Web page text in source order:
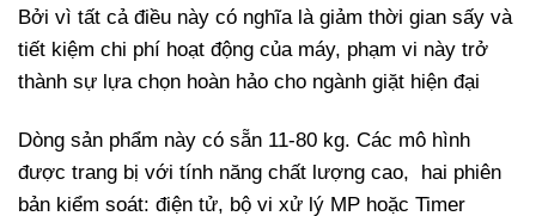
Bởi vì tất cả điều này có nghĩa là giảm thời gian sấy và
tiết kiệm chi phí hoạt động của máy, phạm vi này trở
thành sự lựa chọn hoàn hảo cho ngành giặt hiện đại
Dòng sản phẩm này có sẵn 11-80 kg. Các mô hình
được trang bị với tính năng chất lượng cao, hai phiên
bản kiểm soát: điện tử, bộ vi xử lý MP hoặc Timer